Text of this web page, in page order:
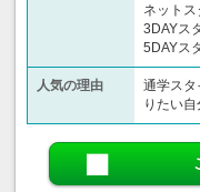
ネット
3DAYス
5DAYス
人気の理由
通学スタ
りたい